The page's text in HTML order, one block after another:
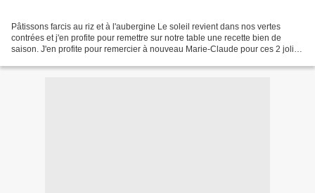
Pâtissons farcis au riz et à l'aubergine Le soleil revient dans nos vertes
contrées et j'en profite pour remettre sur notre table une recette bien de
saison. J'en profite pour remercier à nouveau Marie-Claude pour ces 2 jolis